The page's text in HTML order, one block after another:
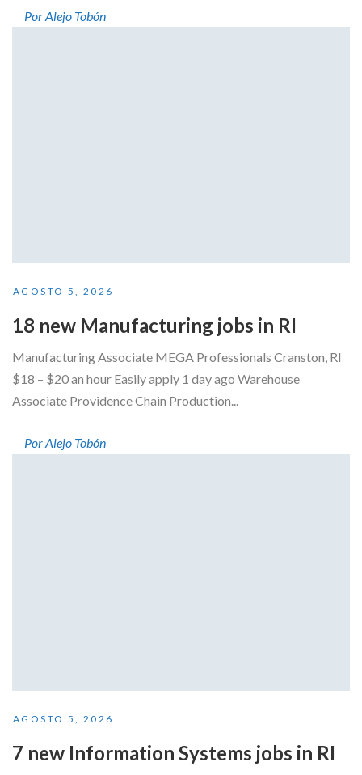
Por Alejo Tobón
AGOSTO 5, 2026
18 new Manufacturing jobs in RI
Manufacturing Associate MEGA Professionals Cranston, RI
$18 – $20 an hour Easily apply 1 day ago Warehouse
Associate Providence Chain Production...
Por Alejo Tobón
AGOSTO 5, 2026
7 new Information Systems jobs in RI